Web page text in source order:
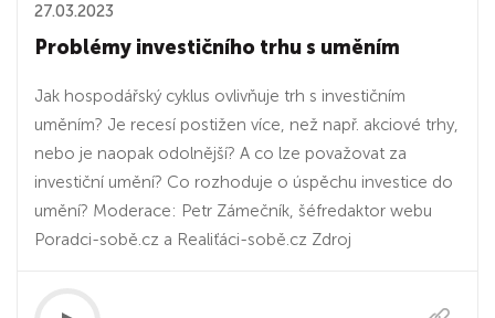
27.03.2023
Problémy investičního trhu s uměním
Jak hospodářský cyklus ovlivňuje trh s investičním
uměním? Je recesí postižen více, než např. akciové trhy,
nebo je naopak odolnější? A co lze považovat za
investiční umění? Co rozhoduje o úspěchu investice do
umění? Moderace: Petr Zámečník, šéfredaktor webu
Poradci-sobě.cz a Realiťáci-sobě.cz Zdroj